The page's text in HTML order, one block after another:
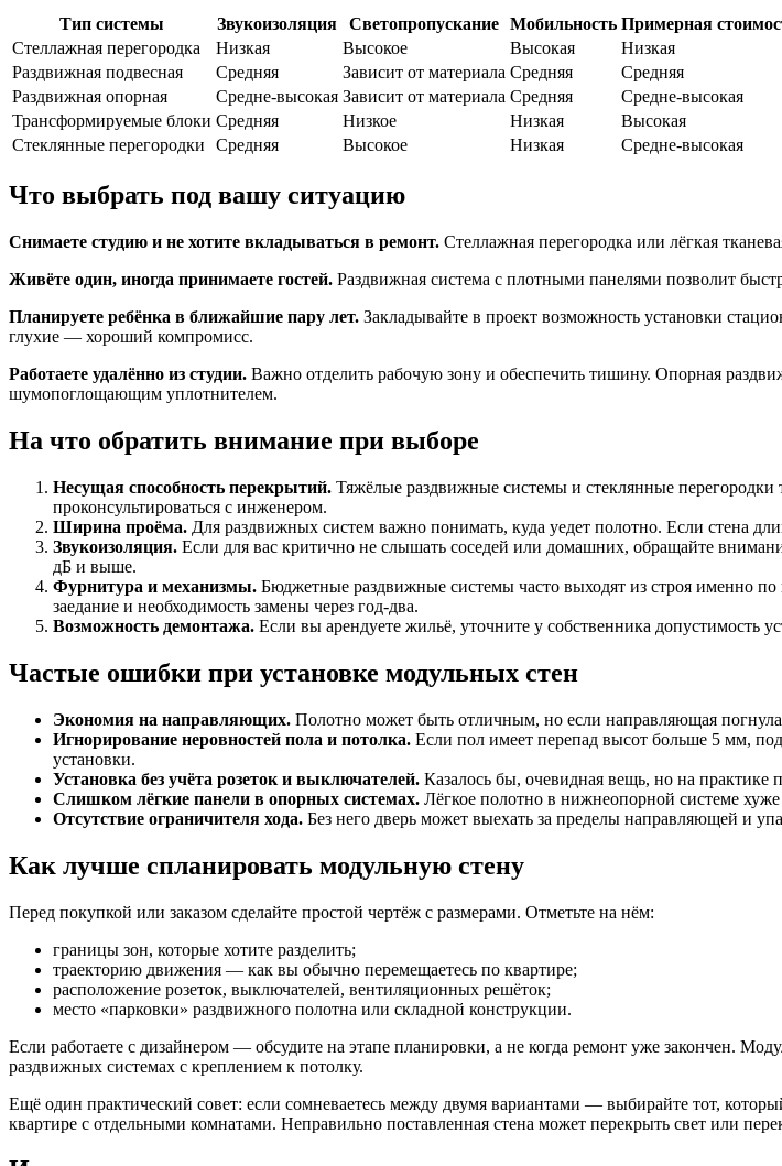
Тип системы Звукоизоляция Светопропускание Мобильность Примерная
Стеллажная перегородка
Низкая Высокое Высокая Низкая
Раздвижная подвесная
Средняя Зависит от материала Средняя Средняя
Раздвижная опорная
Средне-высокая Зависит от материала Средняя Средне-высокая
Трансформируемые блоки Средняя Низкое Низкая Высокая
Стеклянные перегородки
Средняя Высокое Низкая Средне-высокая
Что выбрать под вашу ситуацию
Снимаете студию и не хотите вкладываться в ремонт. Стеллажная перегородка или лёгкая
Живёте один, иногда принимаете гостей. Раздвижная система с плотными панелями позволит
Планируете ребёнка в ближайшие пару лет. Закладывайте в проект возможность установки
глухие — хороший компромисс.
Работаете удалённо из студии. Важно отделить рабочую зону и обеспечить тишину. Опорная
шумопоглощающим уплотнителем.
На что обратить внимание при выборе
Несущая способность перекрытий. Тяжёлые раздвижные системы и стеклянные
проконсультироваться с инженером.
Ширина проёма. Для раздвижных систем важно понимать, куда уедет полотно. Если стена
Звукоизоляция. Если для вас критично не слышать соседей или домашних, обращайте
дБ и выше.
Фурнитура и механизмы. Бюджетные раздвижные системы часто выходят из строя именно
заедание и необходимость замены через год-два.
Возможность демонтажа. Если вы арендуете жильё, уточните у собственника допустимость
Частые ошибки при установке модульных стен
Экономия на направляющих. Полотно может быть отличным, но если направляющая
Игнорирование неровностей пола и потолка. Если пол имеет перепад высот больше 5 мм,
установки.
Установка без учёта розеток и выключателей. Казалось бы, очевидная вещь, но на практике
Слишком лёгкие панели в опорных системах. Лёгкое полотно в нижнеопорной системе
Отсутствие ограничителя хода. Без него дверь может выехать за пределы направляющей и
Как лучше спланировать модульную стену
Перед покупкой или заказом сделайте простой чертёж с размерами. Отметьте на нём:
границы зон, которые хотите разделить;
траекторию движения — как вы обычно перемещаетесь по квартире;
расположение розеток, выключателей, вентиляционных решёток;
место «парковки» раздвижного полотна или складной конструкции.
Если работаете с дизайнером — обсудите на этапе планировки, а не когда ремонт уже закончен.
раздвижных системах с креплением к потолку.
Ещё один практический совет: если сомневаетесь между двумя вариантами — выбирайте тот,
квартире с отдельными комнатами. Неправильно поставленная стена может перекрыть свет или